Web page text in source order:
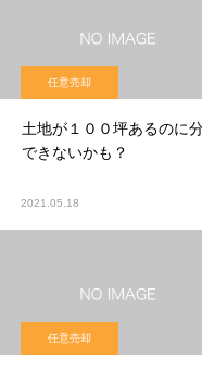
任意売却
土地が１００坪あるのに
できないかも？
2021.05.18
任意売却